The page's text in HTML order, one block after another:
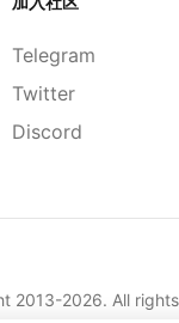
Telegram
Twitter
Discord
2013-2026. All